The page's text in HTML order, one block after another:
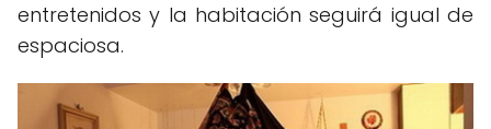
entretenidos y la habitación seguirá igual de
espaciosa.